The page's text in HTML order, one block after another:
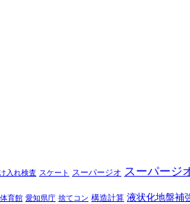
入れ検査 スケート スーパージオ スーパージ
育館 愛知県庁 捨てコン 構造計算 液状化地盤補